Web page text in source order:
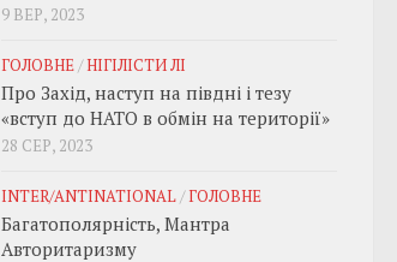
9 ВЕР, 2023
ГОЛОВНЕ/НІГІЛІСТИ ЛІ
Про Захід, наступ на півдні і тезу
«вступ до НАТО в обмін на території»
28 СЕР, 2023
INTER/ANTINATIONAL/ГОЛОВНЕ
Багатополярність, Мантра
Авторитаризму